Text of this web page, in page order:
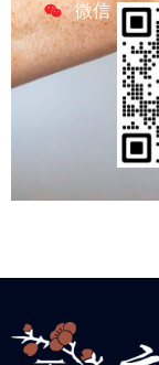
微信